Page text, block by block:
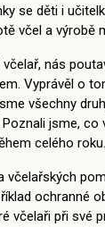
se děti i
včel a výrobě
nás
Vyprávěl o
všechny
jsme, co
celého roku.
včelařských
ochranné
včelaři při své